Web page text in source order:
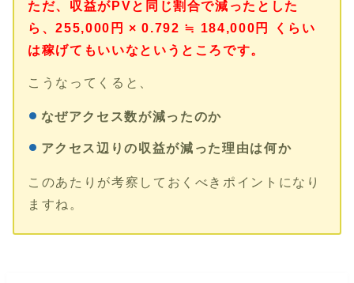
ただ、収益がPVと同じ割合で減ったとした
ら、255,000円 × 0.792 ≒ 184,000円 くらい
は稼げてもいいなというところです。
こうなってくると、
なぜアクセス数が減ったのか
アクセス辺りの収益が減った理由は何か
このあたりが考察しておくべきポイントになり
ますね。